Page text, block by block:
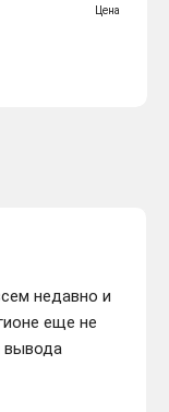
Цена
недавно и
еще не
вывода